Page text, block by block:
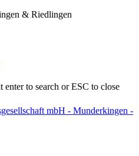
& Riedlingen
enter to search or ESC to close